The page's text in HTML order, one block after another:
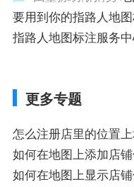
要用到你的指路人地
指路人地图标注服务中
更多专题
怎么注册店里的位置
如何在地图上添加店
如何在地图上显示店